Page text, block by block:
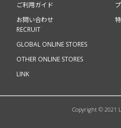
ご利用ガイド
お問い合わせ
RECRUIT
GLOBAL ONLINE STORES
OTHER ONLINE STORES
LINK
Copyright © 2021